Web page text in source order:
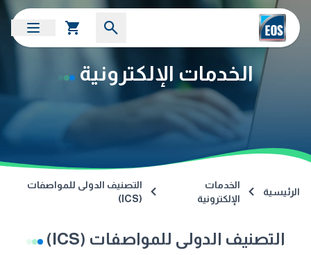
الخدمات الإلكترونية
الرئيسية
الخدمات
الإلكترونية
التصنيف الدولى للمواصفات
(ICS)
التصنيف الدولى للمواصفات (ICS)